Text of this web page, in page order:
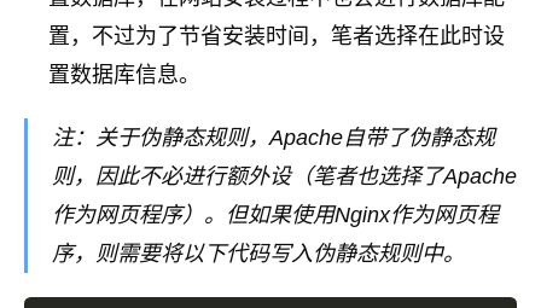
置，不过为了节省安装时间，笔者选择在此时设
置数据库信息。
注：关于伪静态规则，Apache自带了伪静态规
则，因此不必进行额外设（笔者也选择了Apache
作为网页程序）。但如果使用Nginx作为网页程
序，则需要将以下代码写入伪静态规则中。